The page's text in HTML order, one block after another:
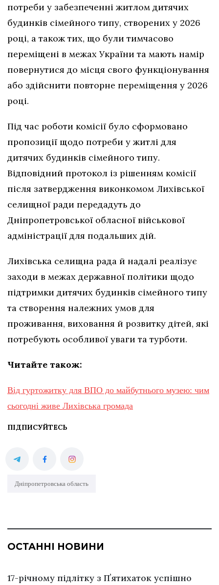
потреби у забезпеченні житлом дитячих
будинків сімейного типу, створених у 2026
році, а також тих, що були тимчасово
переміщені в межах України та мають намір
повернутися до місця свого функціонування
або здійснити повторне переміщення у 2026
році.
Під час роботи комісії було сформовано
пропозиції щодо потреби у житлі для
дитячих будинків сімейного типу.
Відповідний протокол із рішенням комісії
після затвердження виконкомом Лихівської
селищної ради передадуть до
Дніпропетровської обласної військової
адміністрації для подальших дій.
Лихівська селищна рада й надалі реалізує
заходи в межах державної політики щодо
підтримки дитячих будинків сімейного типу
та створення належних умов для
проживання, виховання й розвитку дітей, які
потребують особливої уваги та турботи.
Читайте також:
Від гуртожитку для ВПО до майбутнього музею: чим
сьогодні живе Лихівська громада
ПІДПИСУЙТЕСЬ
Дніпропетровська область
ОСТАННІ НОВИНИ
17-річному підлітку з Пʼятихаток успішно